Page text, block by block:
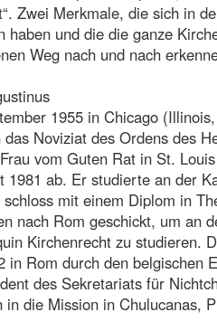
Zwei Merkmale, die sich in
haben und die die ganze
Weg nach und nach
1955 in Chicago
Noviziat des Ordens des
vom Guten Rat in St.
ab. Er studierte an der
mit einem Diplom in
nach Rom geschickt, um an
Kirchenrecht zu studieren.
Rom durch den belgischen
des Sekretariats für
die Mission in Chulucanas,